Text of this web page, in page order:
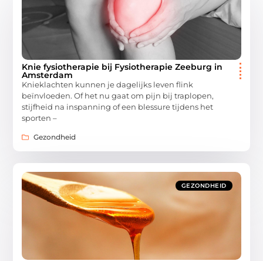
Knie fysiotherapie bij Fysiotherapie Zeeburg in
Amsterdam
Knieklachten kunnen je dagelijks leven flink
beïnvloeden. Of het nu gaat om pijn bij traplopen,
stijfheid na inspanning of een blessure tijdens het
sporten –
Gezondheid
GEZONDHEID